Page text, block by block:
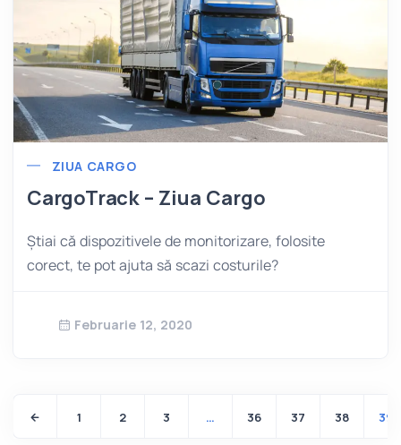
ZIUA CARGO
CargoTrack – Ziua Cargo
Știai că dispozitivele de monitorizare, folosite
corect, te pot ajuta să scazi costurile?
Februarie 12, 2020
1 2 3 … 36 37 38 39